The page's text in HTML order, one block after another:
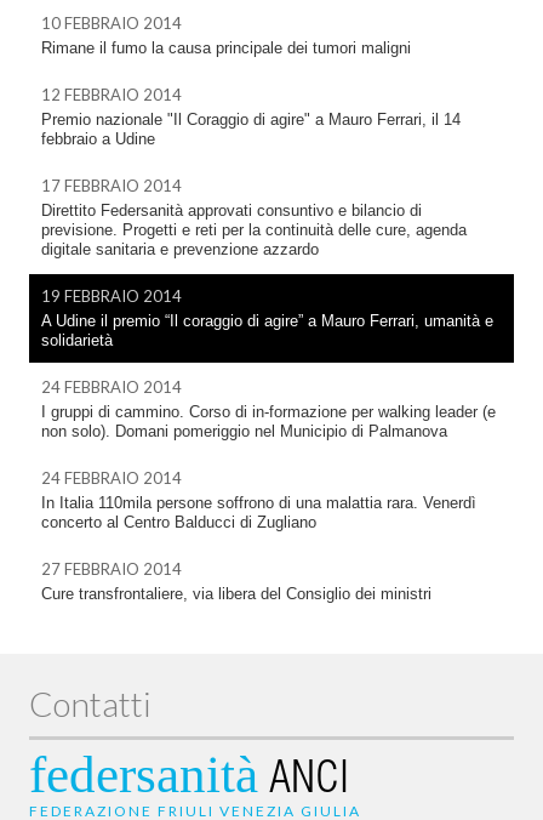
10 FEBBRAIO 2014
Rimane il fumo la causa principale dei tumori maligni
12 FEBBRAIO 2014
Premio nazionale "Il Coraggio di agire" a Mauro Ferrari, il 14
febbraio a Udine
17 FEBBRAIO 2014
Direttito Federsanità approvati consuntivo e bilancio di
previsione. Progetti e reti per la continuità delle cure, agenda
digitale sanitaria e prevenzione azzardo
19 FEBBRAIO 2014
A Udine il premio “Il coraggio di agire” a Mauro Ferrari, umanità e
solidarietà
24 FEBBRAIO 2014
I gruppi di cammino. Corso di in-formazione per walking leader (e
non solo). Domani pomeriggio nel Municipio di Palmanova
24 FEBBRAIO 2014
In Italia 110mila persone soffrono di una malattia rara. Venerdì
concerto al Centro Balducci di Zugliano
27 FEBBRAIO 2014
Cure transfrontaliere, via libera del Consiglio dei ministri
Contatti
federsanità ANCI
FEDERAZIONE FRIULI VENEZIA GIULIA